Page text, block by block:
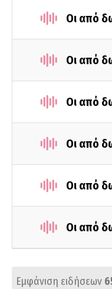
Οι από
Οι από
Οι από
Οι από
Οι από
Οι από
Εμφάνιση ειδήσεων